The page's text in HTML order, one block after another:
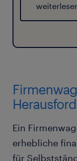
Ein
erhebliche
für